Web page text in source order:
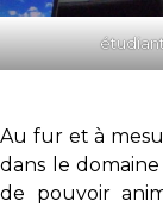
Au fur et à
dans le
de pouvoir